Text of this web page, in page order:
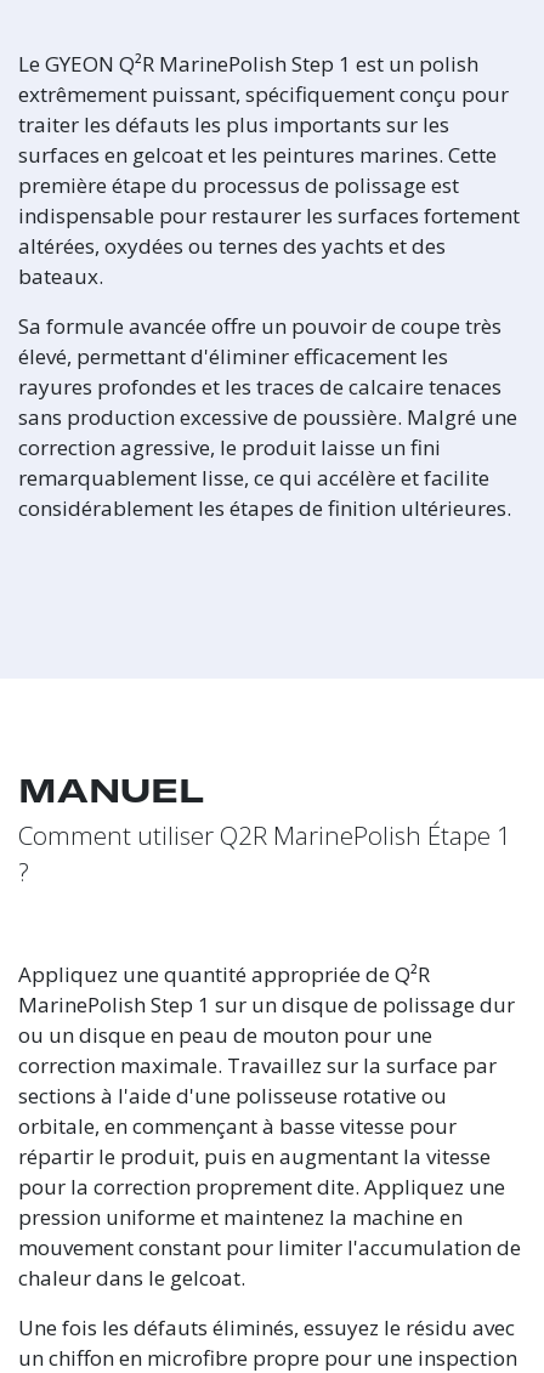
Le GYEON Q²R MarinePolish Step 1 est un polish
extrêmement puissant, spécifiquement conçu pour
traiter les défauts les plus importants sur les
surfaces en gelcoat et les peintures marines. Cette
première étape du processus de polissage est
indispensable pour restaurer les surfaces fortement
altérées, oxydées ou ternes des yachts et des
bateaux.
Sa formule avancée offre un pouvoir de coupe très
élevé, permettant d'éliminer efficacement les
rayures profondes et les traces de calcaire tenaces
sans production excessive de poussière. Malgré une
correction agressive, le produit laisse un fini
remarquablement lisse, ce qui accélère et facilite
considérablement les étapes de finition ultérieures.
MANUEL
Comment utiliser Q2R MarinePolish Étape 1
?
Appliquez une quantité appropriée de Q²R
MarinePolish Step 1 sur un disque de polissage dur
ou un disque en peau de mouton pour une
correction maximale. Travaillez sur la surface par
sections à l'aide d'une polisseuse rotative ou
orbitale, en commençant à basse vitesse pour
répartir le produit, puis en augmentant la vitesse
pour la correction proprement dite. Appliquez une
pression uniforme et maintenez la machine en
mouvement constant pour limiter l'accumulation de
chaleur dans le gelcoat.
Une fois les défauts éliminés, essuyez le résidu avec
un chiffon en microfibre propre pour une inspection